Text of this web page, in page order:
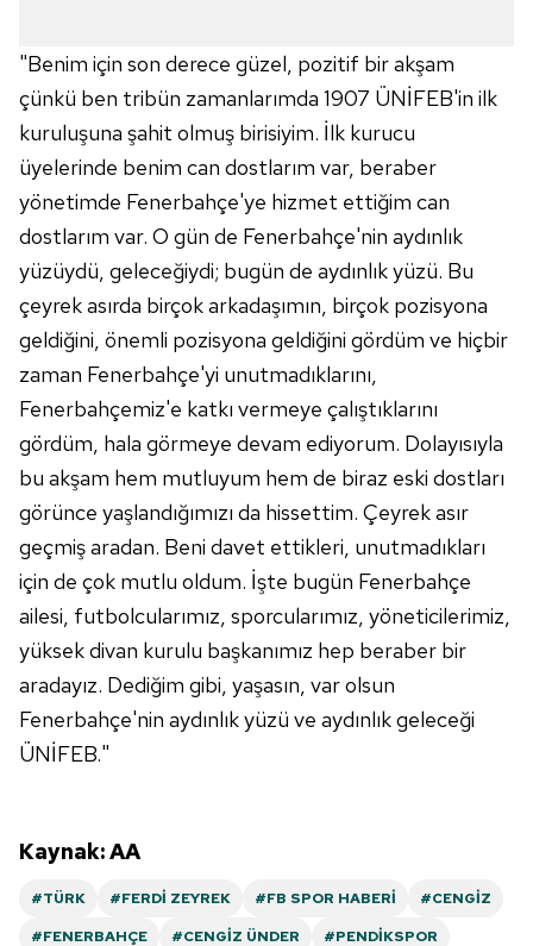
Metnimiziziyaret edebilirsiniz.
6698 sayılı Kişisel Verilerin Korunması Kanunu uyarınca
hazırlanmış Aydınlatma Metnimizi okumak ve sitemizde
ilgili mevzuata uygun olarak kullanılan çerezlerle ilgili bilgi
almak için lütfentıklayınız .
"Benim için son derece güzel, pozitif bir akşam
çünkü ben tribün zamanlarımda 1907 ÜNİFEB'in ilk
kuruluşuna şahit olmuş birisiyim. İlk kurucu
üyelerinde benim can dostlarım var, beraber
yönetimde Fenerbahçe'ye hizmet ettiğim can
dostlarım var. O gün de Fenerbahçe'nin aydınlık
yüzüydü, geleceğiydi; bugün de aydınlık yüzü. Bu
çeyrek asırda birçok arkadaşımın, birçok pozisyona
geldiğini, önemli pozisyona geldiğini gördüm ve hiçbir
zaman Fenerbahçe'yi unutmadıklarını,
Fenerbahçemiz'e katkı vermeye çalıştıklarını
gördüm, hala görmeye devam ediyorum. Dolayısıyla
bu akşam hem mutluyum hem de biraz eski dostları
görünce yaşlandığımızı da hissettim. Çeyrek asır
geçmiş aradan. Beni davet ettikleri, unutmadıkları
için de çok mutlu oldum. İşte bugün Fenerbahçe
ailesi, futbolcularımız, sporcularımız, yöneticilerimiz,
yüksek divan kurulu başkanımız hep beraber bir
aradayız. Dediğim gibi, yaşasın, var olsun
Fenerbahçe'nin aydınlık yüzü ve aydınlık geleceği
ÜNİFEB."
Kaynak: AA
#TÜRK #FERDI ZEYREK #FB SPOR HABERI
#CENGIZ
#FENERBAHÇE
#CENGIZ ÜNDER
#PENDIKSPOR